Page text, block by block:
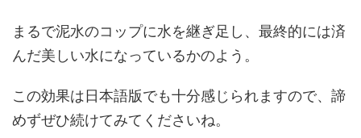
まるで泥水のコップに水を継ぎ足し、最終的には済
んだ美しい水になっているかのよう。
この効果は日本語版でも十分感じられますので、諦
めずぜひ続けてみてくださいね。